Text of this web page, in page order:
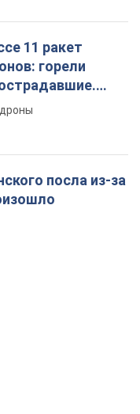
11 ракет
горели
посла из-за